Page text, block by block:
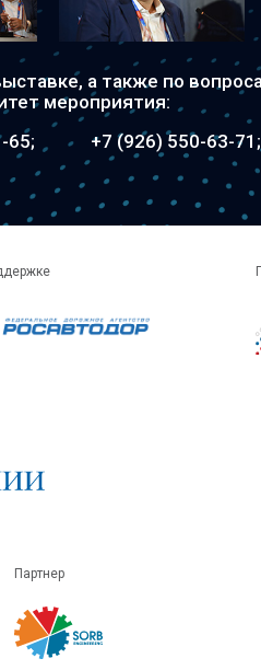
а также по
мероприятия:
65 +7 (926) 550-63-71
Партнер